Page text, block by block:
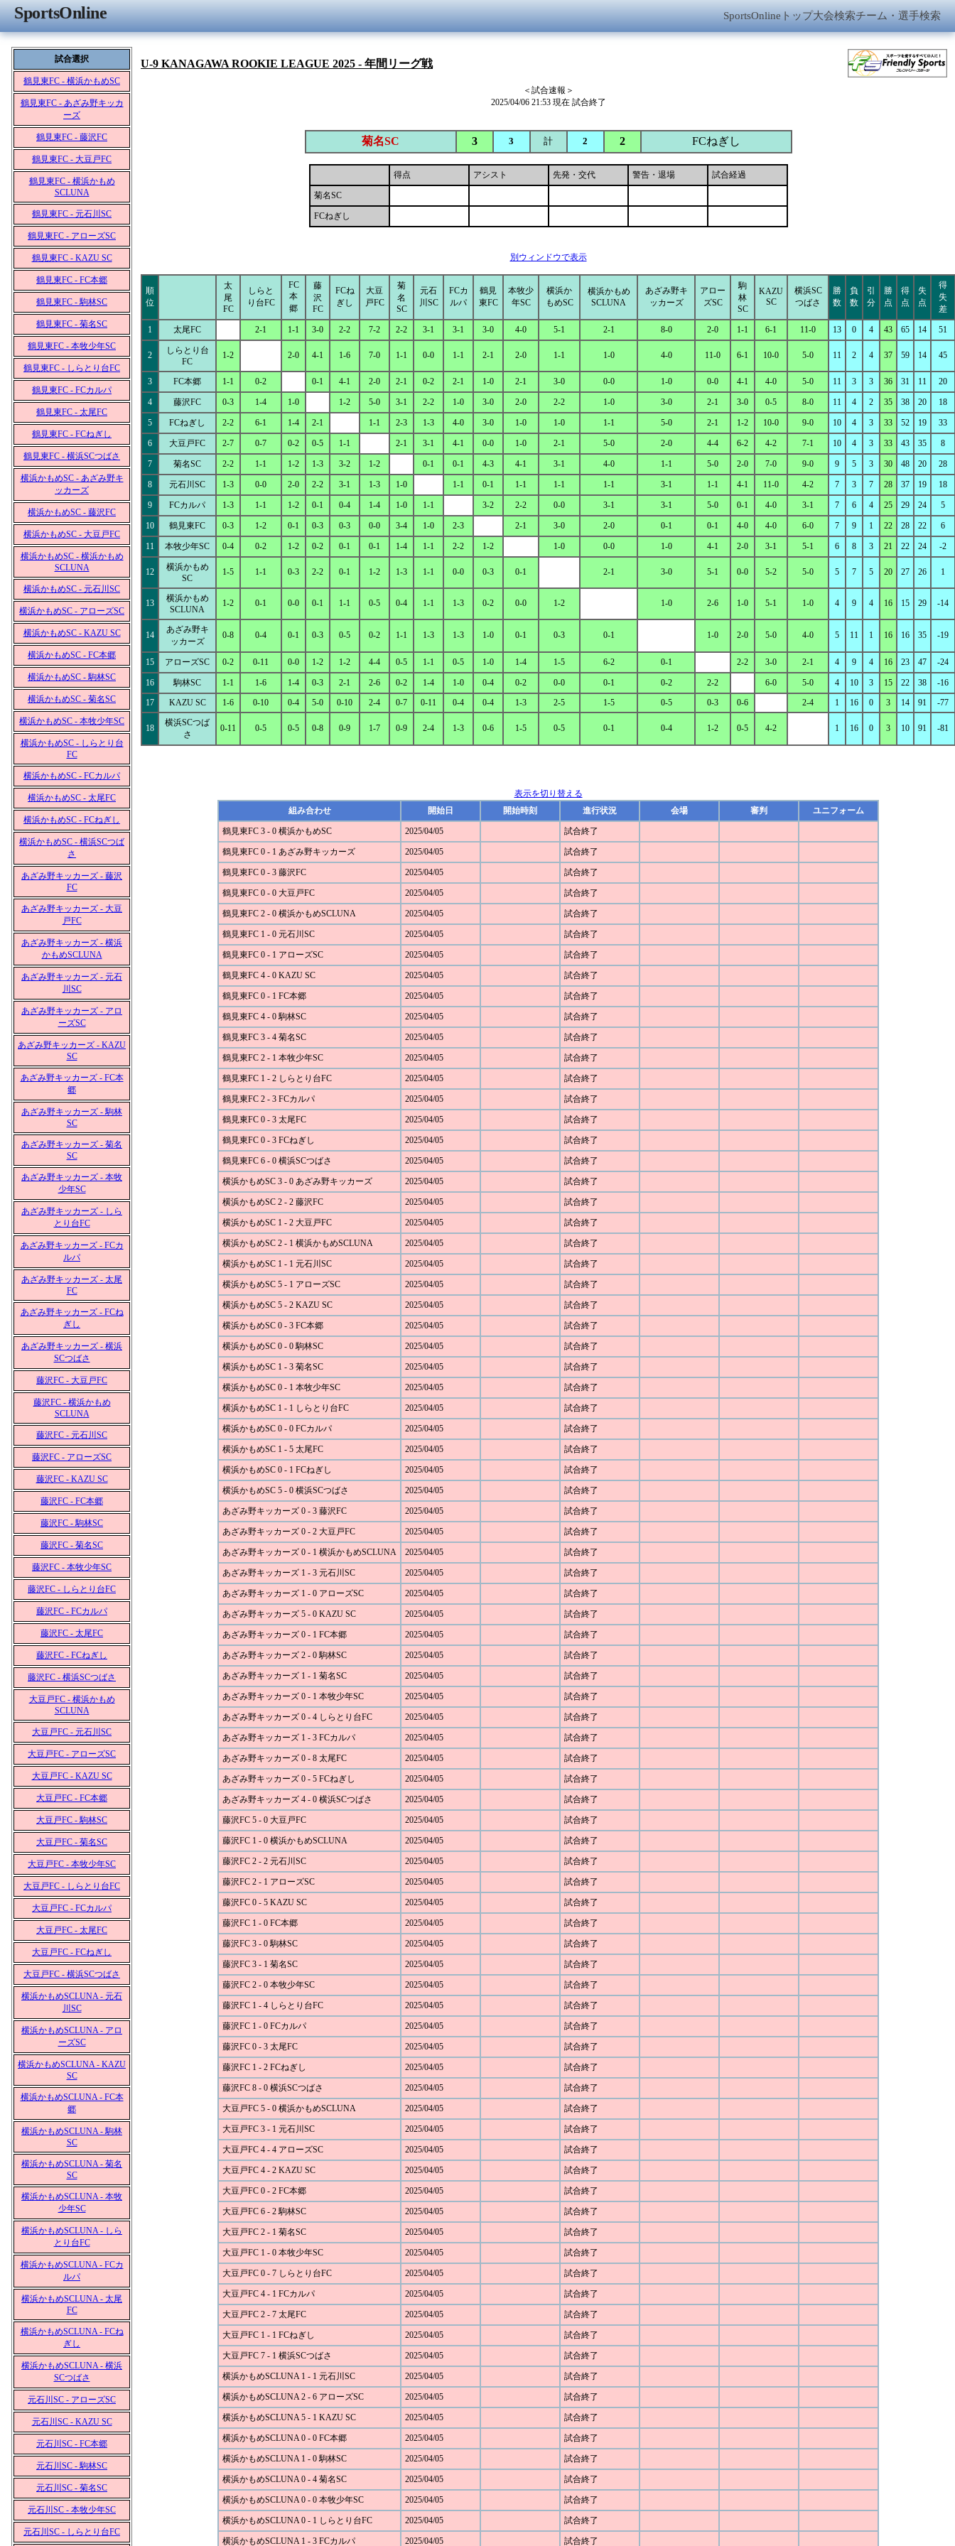
SportsOnline SportsOnlineトップ大会検索チーム・選手検索
試合選択
鶴見東FC - 横浜かもめSC
鶴見東FC - あざみ野キッカ
ーズ
鶴見東FC - 藤沢FC
鶴見東FC - 大豆戸FC
鶴見東FC - 横浜かもめ
SCLUNA
鶴見東FC - 元石川SC
鶴見東FC - アローズSC
鶴見東FC - KAZU SC
鶴見東FC - FC本郷
鶴見東FC - 駒林SC
鶴見東FC - 菊名SC
鶴見東FC - 本牧少年SC
鶴見東FC - しらとり台FC
鶴見東FC - FCカルパ
鶴見東FC - 太尾FC
鶴見東FC - FCねぎし
鶴見東FC - 横浜SCつばさ
横浜かもめSC - あざみ野キ
ッカーズ
横浜かもめSC - 藤沢FC
横浜かもめSC - 大豆戸FC
横浜かもめSC - 横浜かもめ
SCLUNA
横浜かもめSC - 元石川SC
横浜かもめSC - アローズSC
横浜かもめSC - KAZU SC
横浜かもめSC - FC本郷
横浜かもめSC - 駒林SC
横浜かもめSC - 菊名SC
横浜かもめSC - 本牧少年SC
横浜かもめSC - しらとり台
FC
横浜かもめSC - FCカルパ
横浜かもめSC - 太尾FC
横浜かもめSC - FCねぎし
横浜かもめSC - 横浜SCつば
さ
あざみ野キッカーズ - 藤沢
FC
あざみ野キッカーズ - 大豆
戸FC
あざみ野キッカーズ - 横浜
かもめSCLUNA
あざみ野キッカーズ - 元石
川SC
あざみ野キッカーズ - アロ
ーズSC
あざみ野キッカーズ - KAZU
SC
あざみ野キッカーズ - FC本
郷
あざみ野キッカーズ - 駒林
SC
あざみ野キッカーズ - 菊名
SC
あざみ野キッカーズ - 本牧
少年SC
あざみ野キッカーズ - しら
とり台FC
あざみ野キッカーズ - FCカ
ルパ
あざみ野キッカーズ - 太尾
FC
あざみ野キッカーズ - FCね
ぎし
あざみ野キッカーズ - 横浜
SCつばさ
藤沢FC - 大豆戸FC
藤沢FC - 横浜かもめ
SCLUNA
藤沢FC - 元石川SC
藤沢FC - アローズSC
藤沢FC - KAZU SC
藤沢FC - FC本郷
藤沢FC - 駒林SC
藤沢FC - 菊名SC
藤沢FC - 本牧少年SC
藤沢FC - しらとり台FC
藤沢FC - FCカルパ
藤沢FC - 太尾FC
藤沢FC - FCねぎし
藤沢FC - 横浜SCつばさ
大豆戸FC - 横浜かもめ
SCLUNA
大豆戸FC - 元石川SC
大豆戸FC - アローズSC
大豆戸FC - KAZU SC
大豆戸FC - FC本郷
大豆戸FC - 駒林SC
大豆戸FC - 菊名SC
大豆戸FC - 本牧少年SC
大豆戸FC - しらとり台FC
大豆戸FC - FCカルパ
大豆戸FC - 太尾FC
大豆戸FC - FCねぎし
大豆戸FC - 横浜SCつばさ
横浜かもめSCLUNA - 元石
川SC
横浜かもめSCLUNA - アロ
ーズSC
横浜かもめSCLUNA - KAZU
SC
横浜かもめSCLUNA - FC本
郷
横浜かもめSCLUNA - 駒林
SC
横浜かもめSCLUNA - 菊名
SC
横浜かもめSCLUNA - 本牧
少年SC
横浜かもめSCLUNA - しら
とり台FC
横浜かもめSCLUNA - FCカ
ルパ
横浜かもめSCLUNA - 太尾
FC
横浜かもめSCLUNA - FCね
ぎし
横浜かもめSCLUNA - 横浜
SCつばさ
元石川SC - アローズSC
元石川SC - KAZU SC
元石川SC - FC本郷
元石川SC - 駒林SC
元石川SC - 菊名SC
元石川SC - 本牧少年SC
元石川SC - しらとり台FC
U-9 KANAGAWA ROOKIE LEAGUE 2025 - 年間リーグ戦
＜試合速報＞
2025/04/06 21:53 現在 試合終了
菊名SC 3 3 計 2 2 FCねぎし
得点 アシスト 先発・交代 警告・退場 試合経過
菊名SC
FCねぎし
別ウィンドウで表示
順
位
太
尾
FC
しらと
り台FC
FC
本
郷
藤
沢
FC
FCね
ぎし
大豆
戸FC
菊
名
SC
元石
川SC
FCカ
ルパ
鶴見
東FC
本牧少
年SC
横浜か
もめSC
横浜かもめ
SCLUNA
あざみ野キ
ッカーズ
アロー
ズSC
駒
林
SC
KAZU
SC
横浜SC
つばさ
勝
数
負
数
引
分
勝
点
得
点
失
点
得
失
差
1 太尾FC 2-1 1-1 3-0 2-2 7-2 2-2 3-1 3-1 3-0 4-0 5-1 2-1 8-0 2-0 1-1 6-1 11-0 13 0 4 43 65 14 51
2
しらとり台
FC
1-2 2-0 4-1 1-6 7-0 1-1 0-0 1-1 2-1 2-0 1-1 1-0 4-0 11-0 6-1 10-0 5-0 11 2 4 37 59 14 45
3 FC本郷 1-1 0-2 0-1 4-1 2-0 2-1 0-2 2-1 1-0 2-1 3-0 0-0 1-0 0-0 4-1 4-0 5-0 11 3 3 36 31 11 20
4 藤沢FC 0-3 1-4 1-0 1-2 5-0 3-1 2-2 1-0 3-0 2-0 2-2 1-0 3-0 2-1 3-0 0-5 8-0 11 4 2 35 38 20 18
5 FCねぎし 2-2 6-1 1-4 2-1 1-1 2-3 1-3 4-0 3-0 1-0 1-0 1-1 5-0 2-1 1-2 10-0 9-0 10 4 3 33 52 19 33
6 大豆戸FC 2-7 0-7 0-2 0-5 1-1 2-1 3-1 4-1 0-0 1-0 2-1 5-0 2-0 4-4 6-2 4-2 7-1 10 4 3 33 43 35 8
7 菊名SC 2-2 1-1 1-2 1-3 3-2 1-2 0-1 0-1 4-3 4-1 3-1 4-0 1-1 5-0 2-0 7-0 9-0 9 5 3 30 48 20 28
8 元石川SC 1-3 0-0 2-0 2-2 3-1 1-3 1-0 1-1 0-1 1-1 1-1 1-1 3-1 1-1 4-1 11-0 4-2 7 3 7 28 37 19 18
9 FCカルパ 1-3 1-1 1-2 0-1 0-4 1-4 1-0 1-1 3-2 2-2 0-0 3-1 3-1 5-0 0-1 4-0 3-1 7 6 4 25 29 24 5
10 鶴見東FC 0-3 1-2 0-1 0-3 0-3 0-0 3-4 1-0 2-3 2-1 3-0 2-0 0-1 0-1 4-0 4-0 6-0 7 9 1 22 28 22 6
11 本牧少年SC 0-4 0-2 1-2 0-2 0-1 0-1 1-4 1-1 2-2 1-2 1-0 0-0 1-0 4-1 2-0 3-1 5-1 6 8 3 21 22 24 -2
12
横浜かもめ
SC
1-5 1-1 0-3 2-2 0-1 1-2 1-3 1-1 0-0 0-3 0-1 2-1 3-0 5-1 0-0 5-2 5-0 5 7 5 20 27 26 1
13
横浜かもめ
SCLUNA
1-2 0-1 0-0 0-1 1-1 0-5 0-4 1-1 1-3 0-2 0-0 1-2 1-0 2-6 1-0 5-1 1-0 4 9 4 16 15 29 -14
14
あざみ野キ
ッカーズ
0-8 0-4 0-1 0-3 0-5 0-2 1-1 1-3 1-3 1-0 0-1 0-3 0-1 1-0 2-0 5-0 4-0 5 11 1 16 16 35 -19
15 アローズSC 0-2 0-11 0-0 1-2 1-2 4-4 0-5 1-1 0-5 1-0 1-4 1-5 6-2 0-1 2-2 3-0 2-1 4 9 4 16 23 47 -24
16 駒林SC 1-1 1-6 1-4 0-3 2-1 2-6 0-2 1-4 1-0 0-4 0-2 0-0 0-1 0-2 2-2 6-0 5-0 4 10 3 15 22 38
-16
17
KAZU SC 1-6 0-10 0-4 5-0 0-10 2-4 0-7 0-11 0-4 0-4 1-3 2-5 1-5 0-5 0-3 0-6 2-4 1 16 0 3 14 91 -77
18
横浜SCつば
さ
0-11 0-5 0-5 0-8 0-9 1-7 0-9 2-4 1-3 0-6 1-5 0-5 0-1 0-4 1-2 0-5 4-2 1 16 0 3 10 91 -81
表示を切り替える
組み合わせ
開始日 開始時刻 進行状況 会場 審判 ユニフォーム
鶴見東FC 3 - 0 横浜かもめSC 2025/04/05 試合終了
鶴見東FC 0 - 1 あざみ野キッカーズ 2025/04/05 試合終了
鶴見東FC 0 - 3 藤沢FC 2025/04/05 試合終了
鶴見東FC 0 - 0 大豆戸FC 2025/04/05 試合終了
鶴見東FC 2 - 0 横浜かもめSCLUNA 2025/04/05 試合終了
鶴見東FC 1 - 0 元石川SC 2025/04/05 試合終了
鶴見東FC 0 - 1 アローズSC 2025/04/05 試合終了
鶴見東FC 4 - 0 KAZU SC 2025/04/05 試合終了
鶴見東FC 0 - 1 FC本郷 2025/04/05 試合終了
鶴見東FC 4 - 0 駒林SC 2025/04/05 試合終了
鶴見東FC 3 - 4 菊名SC 2025/04/05 試合終了
鶴見東FC 2 - 1 本牧少年SC 2025/04/05 試合終了
鶴見東FC 1 - 2 しらとり台FC 2025/04/05 試合終了
鶴見東FC 2 - 3 FCカルパ 2025/04/05 試合終了
鶴見東FC 0 - 3 太尾FC 2025/04/05 試合終了
鶴見東FC 0 - 3 FCねぎし 2025/04/05 試合終了
鶴見東FC 6 - 0 横浜SCつばさ 2025/04/05 試合終了
横浜かもめSC 3 - 0 あざみ野キッカーズ 2025/04/05 試合終了
横浜かもめSC 2 - 2 藤沢FC 2025/04/05 試合終了
横浜かもめSC 1 - 2 大豆戸FC 2025/04/05 試合終了
横浜かもめSC 2 - 1 横浜かもめSCLUNA 2025/04/05 試合終了
横浜かもめSC 1 - 1 元石川SC 2025/04/05 試合終了
横浜かもめSC 5 - 1 アローズSC 2025/04/05 試合終了
横浜かもめSC 5 - 2 KAZU SC 2025/04/05 試合終了
横浜かもめSC 0 - 3 FC本郷 2025/04/05 試合終了
横浜かもめSC 0 - 0 駒林SC 2025/04/05 試合終了
横浜かもめSC 1 - 3 菊名SC 2025/04/05 試合終了
横浜かもめSC 0 - 1 本牧少年SC 2025/04/05 試合終了
横浜かもめSC 1 - 1 しらとり台FC 2025/04/05 試合終了
横浜かもめSC 0 - 0 FCカルパ 2025/04/05 試合終了
横浜かもめSC 1 - 5 太尾FC 2025/04/05 試合終了
横浜かもめSC 0 - 1 FCねぎし 2025/04/05 試合終了
横浜かもめSC 5 - 0 横浜SCつばさ 2025/04/05 試合終了
あざみ野キッカーズ 0 - 3 藤沢FC 2025/04/05 試合終了
あざみ野キッカーズ 0 - 2 大豆戸FC 2025/04/05 試合終了
あざみ野キッカーズ 0 - 1 横浜かもめSCLUNA 2025/04/05 試合終了
あざみ野キッカーズ 1 - 3 元石川SC 2025/04/05 試合終了
あざみ野キッカーズ 1 - 0 アローズSC 2025/04/05 試合終了
あざみ野キッカーズ 5 - 0 KAZU SC 2025/04/05 試合終了
あざみ野キッカーズ 0 - 1 FC本郷 2025/04/05 試合終了
あざみ野キッカーズ 2 - 0 駒林SC 2025/04/05 試合終了
あざみ野キッカーズ 1 - 1 菊名SC 2025/04/05 試合終了
あざみ野キッカーズ 0 - 1 本牧少年SC 2025/04/05 試合終了
あざみ野キッカーズ 0 - 4 しらとり台FC 2025/04/05 試合終了
あざみ野キッカーズ 1 - 3 FCカルパ 2025/04/05 試合終了
あざみ野キッカーズ 0 - 8 太尾FC 2025/04/05 試合終了
あざみ野キッカーズ 0 - 5 FCねぎし 2025/04/05 試合終了
あざみ野キッカーズ 4 - 0 横浜SCつばさ 2025/04/05 試合終了
藤沢FC 5 - 0 大豆戸FC 2025/04/05 試合終了
藤沢FC 1 - 0 横浜かもめSCLUNA 2025/04/05 試合終了
藤沢FC 2 - 2 元石川SC 2025/04/05 試合終了
藤沢FC 2 - 1 アローズSC 2025/04/05 試合終了
藤沢FC 0 - 5 KAZU SC 2025/04/05 試合終了
藤沢FC 1 - 0 FC本郷 2025/04/05 試合終了
藤沢FC 3 - 0 駒林SC 2025/04/05 試合終了
藤沢FC 3 - 1 菊名SC 2025/04/05 試合終了
藤沢FC 2 - 0 本牧少年SC 2025/04/05 試合終了
藤沢FC 1 - 4 しらとり台FC 2025/04/05 試合終了
藤沢FC 1 - 0 FCカルパ 2025/04/05 試合終了
藤沢FC 0 - 3 太尾FC 2025/04/05 試合終了
藤沢FC 1 - 2 FCねぎし 2025/04/05 試合終了
藤沢FC 8 - 0 横浜SCつばさ 2025/04/05 試合終了
大豆戸FC 5 - 0 横浜かもめSCLUNA 2025/04/05 試合終了
大豆戸FC 3 - 1 元石川SC 2025/04/05 試合終了
大豆戸FC 4 - 4 アローズSC 2025/04/05 試合終了
大豆戸FC 4 - 2 KAZU SC 2025/04/05 試合終了
大豆戸FC 0 - 2 FC本郷 2025/04/05 試合終了
大豆戸FC 6 - 2 駒林SC 2025/04/05 試合終了
大豆戸FC 2 - 1 菊名SC 2025/04/05 試合終了
大豆戸FC 1 - 0 本牧少年SC 2025/04/05 試合終了
大豆戸FC 0 - 7 しらとり台FC 2025/04/05 試合終了
大豆戸FC 4 - 1 FCカルパ 2025/04/05 試合終了
大豆戸FC 2 - 7 太尾FC 2025/04/05 試合終了
大豆戸FC 1 - 1 FCねぎし 2025/04/05 試合終了
大豆戸FC 7 - 1 横浜SCつばさ 2025/04/05 試合終了
横浜かもめSCLUNA 1 - 1 元石川SC 2025/04/05 試合終了
横浜かもめSCLUNA 2 - 6 アローズSC 2025/04/05 試合終了
横浜かもめSCLUNA 5 - 1 KAZU SC 2025/04/05 試合終了
横浜かもめSCLUNA 0 - 0 FC本郷 2025/04/05 試合終了
横浜かもめSCLUNA 1 - 0 駒林SC 2025/04/05 試合終了
横浜かもめSCLUNA 0 - 4 菊名SC 2025/04/05 試合終了
横浜かもめSCLUNA 0 - 0 本牧少年SC 2025/04/05 試合終了
横浜かもめSCLUNA 0 - 1 しらとり台FC 2025/04/05 試合終了
横浜かもめSCLUNA 1 - 3 FCカルパ 2025/04/05 試合終了